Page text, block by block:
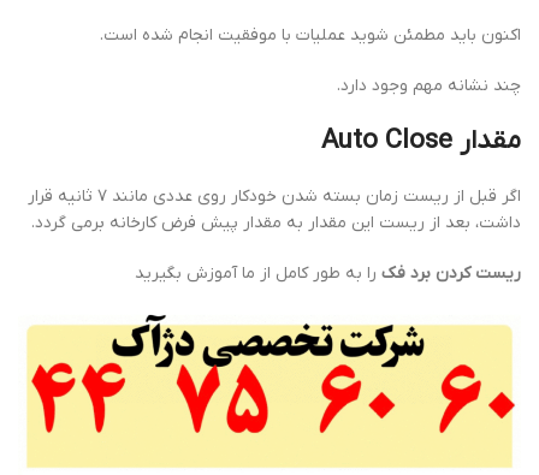
اکنون باید مطمئن شوید عملیات با موفقیت انجام شده است.
چند نشانه مهم وجود دارد.
مقدار Auto Close
اگر قبل از ریست زمان بسته شدن خودکار روی عددی مانند ۷ ثانیه قرار
داشت، بعد از ریست این مقدار به مقدار پیش فرض کارخانه برمی گردد.
ریست کردن برد فک را به طور کامل از ما آموزش بگیرید